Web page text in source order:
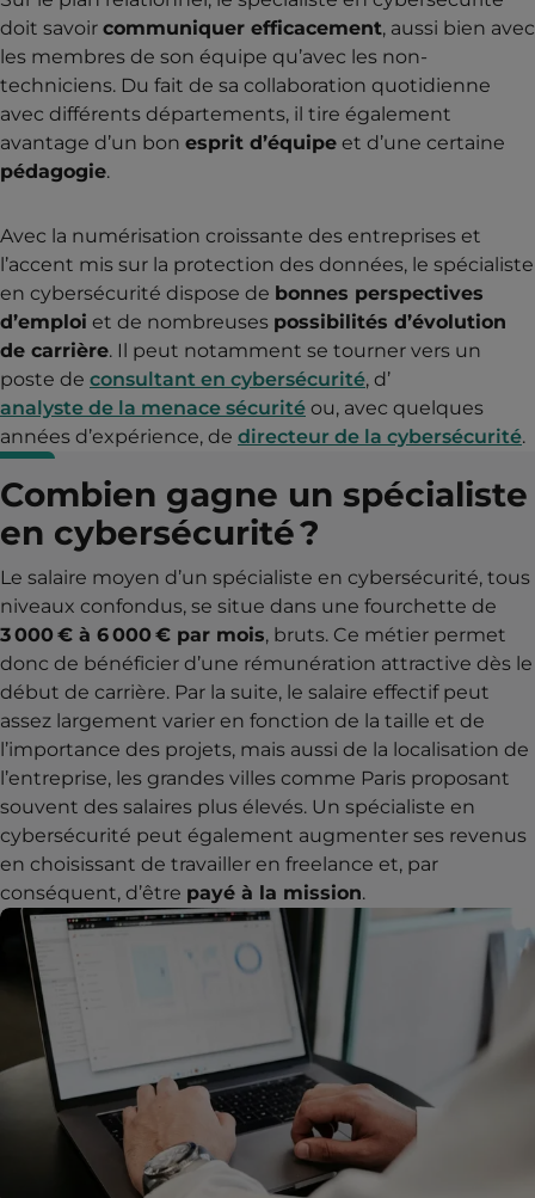
doit savoir communiquer efficacement, aussi bien avec
les membres de son équipe qu’avec les non-
techniciens. Du fait de sa collaboration quotidienne
avec différents départements, il tire également
avantage d’un bon esprit d’équipe et d’une certaine
pédagogie.
Avec la numérisation croissante des entreprises et
l’accent mis sur la protection des données, le spécialiste
en cybersécurité dispose de bonnes perspectives
d’emploi et de nombreuses possibilités d’évolution
de carrière. Il peut notamment se tourner vers un
poste de consultant en cybersécurité, d’
analyste de la menace sécurité ou, avec quelques
années d’expérience, de directeur de la cybersécurité.
Combien gagne un spécialiste
en cybersécurité ?
Le salaire moyen d’un spécialiste en cybersécurité, tous
niveaux confondus, se situe dans une fourchette de
3 000 € à 6 000 € par mois, bruts. Ce métier permet
donc de bénéficier d’une rémunération attractive dès le
début de carrière. Par la suite, le salaire effectif peut
assez largement varier en fonction de la taille et de
l’importance des projets, mais aussi de la localisation de
l’entreprise, les grandes villes comme Paris proposant
souvent des salaires plus élevés. Un spécialiste en
cybersécurité peut également augmenter ses revenus
en choisissant de travailler en freelance et, par
conséquent, d’être payé à la mission.